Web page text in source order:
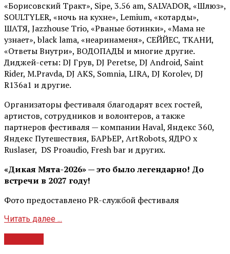
«Борисовский Тракт», Sipe, 3.56 am, SALVADOR, «Шлюз»,
SOULTYLER, «ночь на кухне», Lemium, «котарды»,
ШАТЯ, Jazzhouse Trio, «Рваные ботинки», «Мама не
узнает», black lama, «неаринаменя», СЕЙЙЕС, ТКАНИ,
«Ответы Внутри», ВОДОПАДЫ и многие другие.
Диджей-сеты: DJ Грув, DJ Peretse, DJ Android, Saint
Rider, М.Pravda, DJ AKS, Somnia, LIRA, DJ Korolev, DJ
R136a1 и другие.
Организаторы фестиваля благодарят всех гостей,
артистов, сотрудников и волонтеров, а также
партнеров фестиваля — компании Haval, Яндекс 360,
Яндекс Путешествия, БАРЬЕР, ArtRobots, ЯДРО х
Ruslaser, DS Proaudio, Fresh bar и других.
«Дикая Мята-2026» — это было легендарно! До
встречи в 2027 году!
Фото предоставлено PR-службой фестиваля
Читать далее ...